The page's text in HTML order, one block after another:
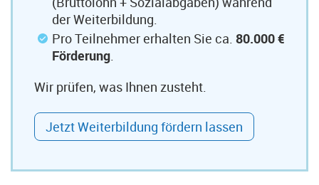
der Weiterbildung.
Pro Teilnehmer erhalten Sie ca. 80.000 €
Förderung.
Wir prüfen, was Ihnen zusteht.
Jetzt Weiterbildung fördern lassen